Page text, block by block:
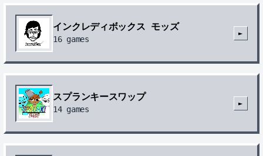
インクレディボックス モッズ
16games
►
スプランキースワップ
14games
►